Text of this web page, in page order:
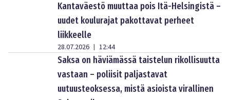
Kantaväestö muuttaa pois Itä-Helsingistä –
uudet koulurajat pakottavat perheet
liikkeelle
28.07.2026 | 12:44
Saksa on häviämässä taistelun rikollisuutta
vastaan – poliisit paljastavat
uutuusteoksessa, mistä asioista virallinen